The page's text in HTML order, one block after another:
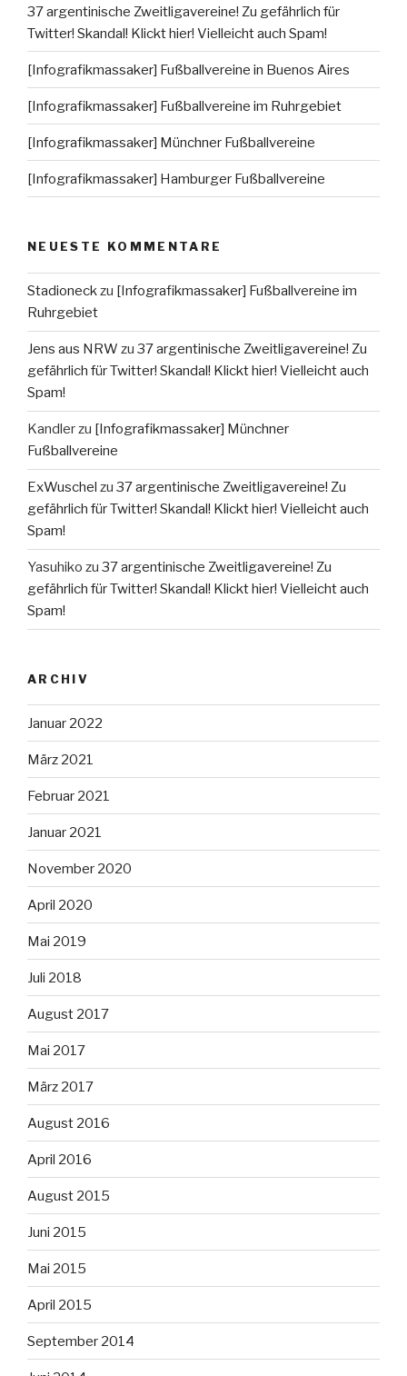
37 argentinische Zweitligavereine! Zu gefährlich für
Twitter! Skandal! Klickt hier! Vielleicht auch Spam!
[Infografikmassaker] Fußballvereine in Buenos Aires
[Infografikmassaker] Fußballvereine im Ruhrgebiet
[Infografikmassaker] Münchner Fußballvereine
[Infografikmassaker] Hamburger Fußballvereine
NEUESTE KOMMENTARE
Stadioneckzu [Infografikmassaker] Fußballvereine im
Ruhrgebiet
Jens aus NRW zu 37 argentinische Zweitligavereine! Zu
gefährlich für Twitter! Skandal! Klickt hier! Vielleicht auch
Spam!
Kandlerzu [Infografikmassaker] Münchner
Fußballvereine
ExWuschel zu 37 argentinische Zweitligavereine! Zu
gefährlich für Twitter! Skandal! Klickt hier! Vielleicht auch
Spam!
Yasuhiko zu 37 argentinische Zweitligavereine! Zu
gefährlich für Twitter! Skandal! Klickt hier! Vielleicht auch
Spam!
ARCHIV
Januar 2022
März 2021
Februar 2021
Januar 2021
November 2020
April 2020
Mai 2019
Juli 2018
August 2017
Mai 2017
März 2017
August 2016
April 2016
August 2015
Juni 2015
Mai 2015
April 2015
September 2014